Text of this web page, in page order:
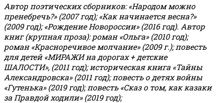
Автор поэтических сборников: «Народом можно
пренебречь?» (2007 год); «Как начинается весна?»
(2009 год); «Рождение Новороссии» (2016 год). Автор
книг (крупная проза): роман «Ольга» (2010 год);
роман «Красноречивое молчание» (2009 г.); повесть
для детей «МИРАЖИ на дорогах + детские
ШАЛОСТИ», (2011 год); историческая книга «Тайны
Александровска» (2011 год); повесть о детях войны
«Гутенька» (2019 год); повесть «Сказ о том, как казаки
за Правдой ходили» (2019 год);